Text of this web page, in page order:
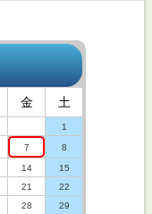
金 土
1
7 8
14
15
21
22
28
29